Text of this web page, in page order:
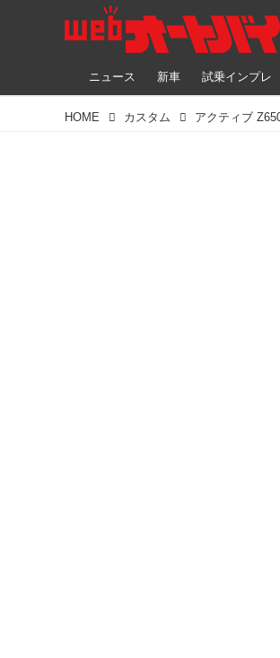
ニュース 新車 試乗インプレ
HOME カスタム